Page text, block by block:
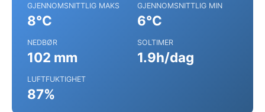
GJENNOMSNITTLIG MAKS
8°C
GJENNOMSNITTLIG MIN
6°C
NEDBØR
102 mm
SOLTIMER
1.9h/dag
LUFTFUKTIGHET
87%